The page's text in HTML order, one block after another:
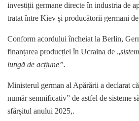
investiții germane directe în industria de
tratat între Kiev și producătorii germani
Conform acordului încheiat la Berlin,
finanțarea producției în Ucraina de „
lungă de acțiune”.
Ministerul german al Apărării a declarat că
număr semnificativ” de astfel de sisteme
sfârșitul anului 2025,.